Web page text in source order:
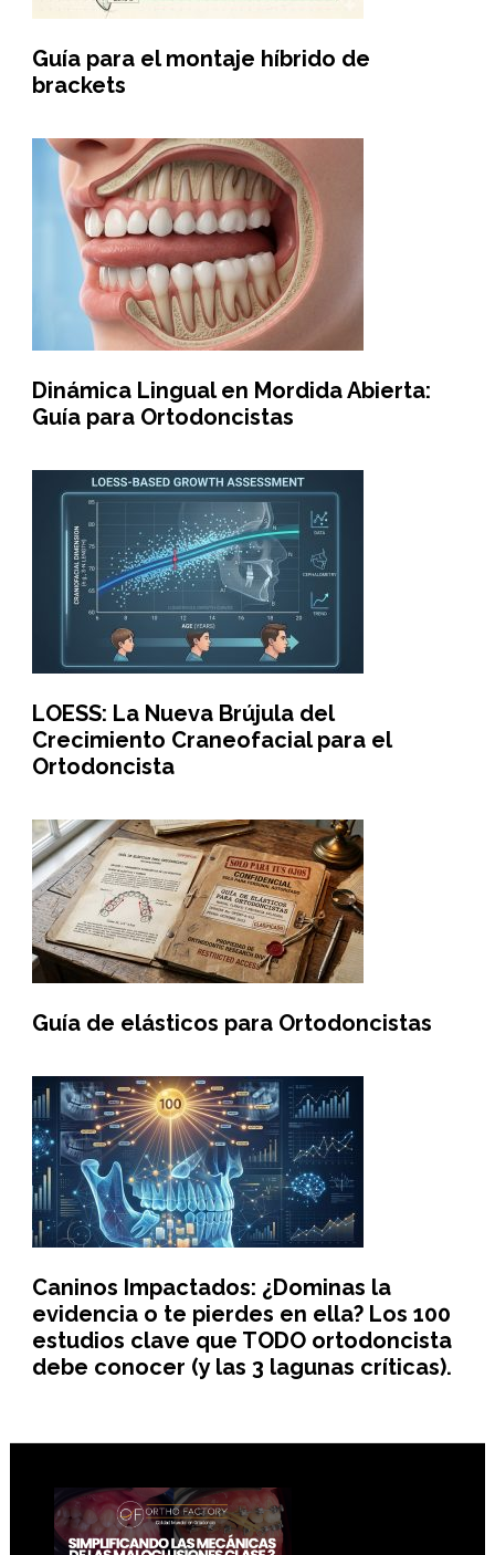
Guía para el montaje híbrido de
brackets
Dinámica Lingual en Mordida Abierta:
Guía para Ortodoncistas
LOESS: La Nueva Brújula del
Crecimiento Craneofacial para el
Ortodoncista
Guía de elásticos para Ortodoncistas
Caninos Impactados: ¿Dominas la
evidencia o te pierdes en ella? Los 100
estudios clave que TODO ortodoncista
debe conocer (y las 3 lagunas críticas).
Footer